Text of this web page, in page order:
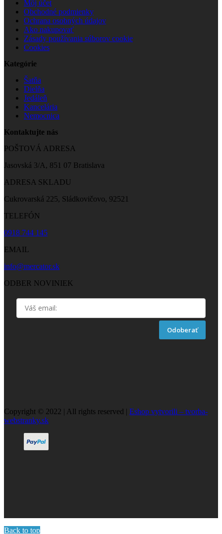
Môj účet
Obchodné podmienky
Ochrana osobných údajov
Ako nakupovať
Zásady používania súborov cookie
Cookies
Kategórie
Šatňa
Dielňa
Jedáleň
Kancelária
Nemocnica
Kontaktujte nás
POŠTOVÁ ADRESA
Jasovská 3/A, 851 07 Bratislava
ADRESA SKLADU
Cukrovarská 225, Sládkovičovo, 92521
TELEFÓN
0918 744 145
EMAIL
info@mercator.sk
ODBER NOVINIEK
Odoberať
Copyright © 2022 | All rights reserved | Eshop vytvorili – tvorba-
webstranky.sk
Back to top